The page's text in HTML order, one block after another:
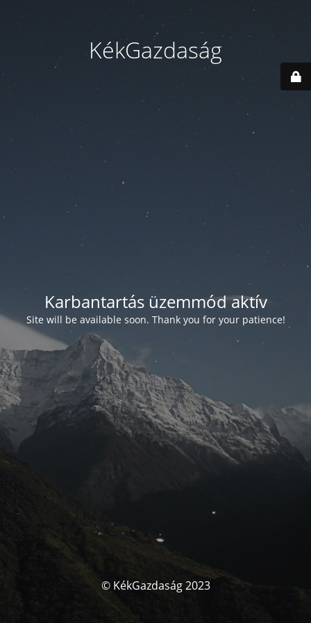
KékGazdaság
Karbantartás üzemmód aktív
Site will be available soon. Thank you for your patience!
© KékGazdaság 2023